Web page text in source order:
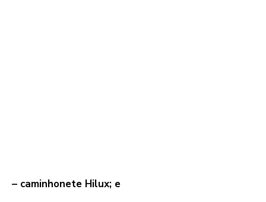
– caminhonete Hilux; e